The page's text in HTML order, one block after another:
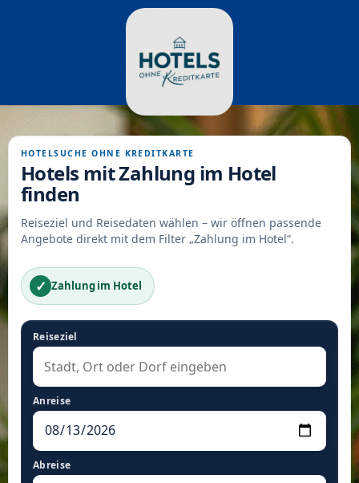
HOTELSUCHE OHNE KREDITKARTE
Hotels mit Zahlung im Hotel
finden
Reiseziel und Reisedaten wählen – wir öffnen passende
Angebote direkt mit dem Filter „Zahlung im Hotel“.
✓ Zahlung im Hotel
Reiseziel
Anreise
Abreise